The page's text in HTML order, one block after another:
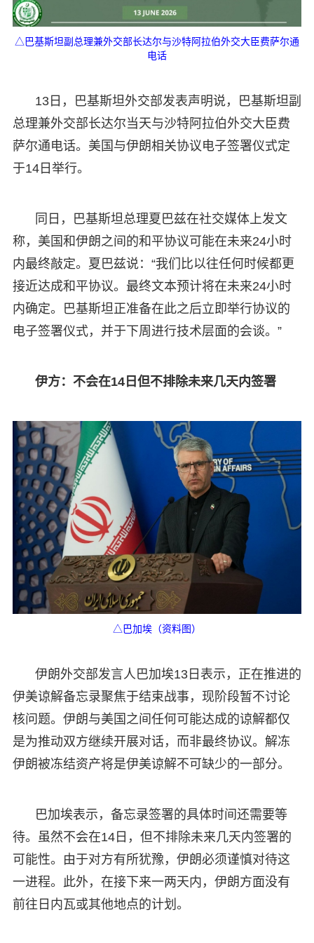
△巴基斯坦副总理兼外交部长达尔与沙特阿拉伯外交大臣费萨尔通
电话
13日，巴基斯坦外交部发表声明说，巴基斯坦副
总理兼外交部长达尔当天与沙特阿拉伯外交大臣费
萨尔通电话。美国与伊朗相关协议电子签署仪式定
于14日举行。
同日，巴基斯坦总理夏巴兹在社交媒体上发文
称，美国和伊朗之间的和平协议可能在未来24小时
内最终敲定。夏巴兹说：“我们比以往任何时候都更
接近达成和平协议。最终文本预计将在未来24小时
内确定。巴基斯坦正准备在此之后立即举行协议的
电子签署仪式，并于下周进行技术层面的会谈。”
伊方：不会在14日但不排除未来几天内签署
△巴加埃（资料图）
伊朗外交部发言人巴加埃13日表示，正在推进的
伊美谅解备忘录聚焦于结束战事，现阶段暂不讨论
核问题。伊朗与美国之间任何可能达成的谅解都仅
是为推动双方继续开展对话，而非最终协议。解冻
伊朗被冻结资产将是伊美谅解不可缺少的一部分。
巴加埃表示，备忘录签署的具体时间还需要等
待。虽然不会在14日，但不排除未来几天内签署的
可能性。由于对方有所犹豫，伊朗必须谨慎对待这
一进程。此外，在接下来一两天内，伊朗方面没有
前往日内瓦或其他地点的计划。